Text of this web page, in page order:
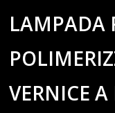
LAMPADA
VERNICE